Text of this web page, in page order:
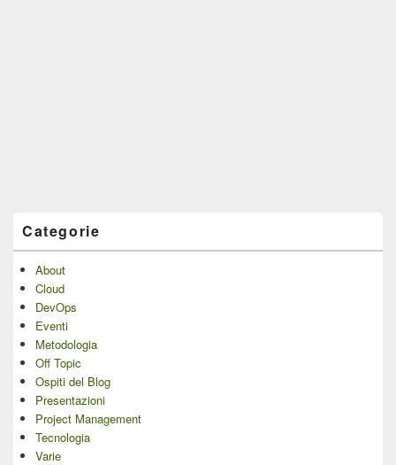
Categorie
About
Cloud
DevOps
Eventi
Metodologia
Off Topic
Ospiti del Blog
Presentazioni
Project Management
Tecnologia
Varie